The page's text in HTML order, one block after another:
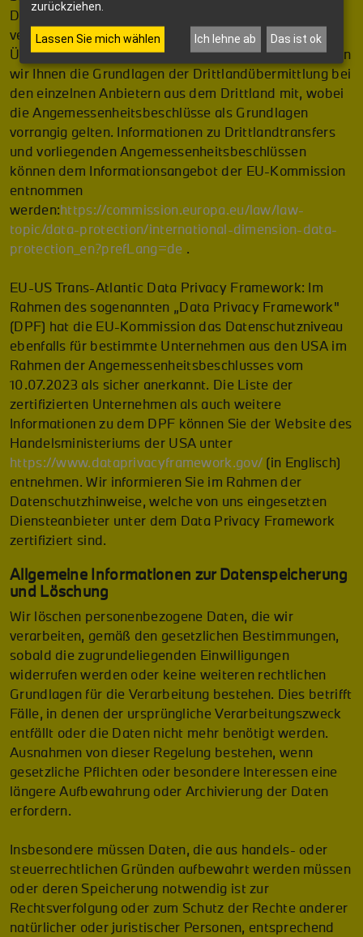
DSGVO), ausdrückliche Einwilligung oder im Fall
vertraglicher oder gesetzlich erforderlicher
Übermittlung (Art. 49 Abs. 1 DSGVO). Im Übrigen teilen
wir Ihnen die Grundlagen der Drittlandübermittlung bei
den einzelnen Anbietern aus dem Drittland mit, wobei
die Angemessenheitsbeschlüsse als Grundlagen
vorrangig gelten. Informationen zu Drittlandtransfers
und vorliegenden Angemessenheitsbeschlüssen
können dem Informationsangebot der EU-Kommission
entnommen
werden:https://commission.europa.eu/law/law-
topic/data-protection/international-dimension-data-
protection_en?prefLang=de .
EU-US Trans-Atlantic Data Privacy Framework: Im
Rahmen des sogenannten „Data Privacy Framework"
(DPF) hat die EU-Kommission das Datenschutzniveau
ebenfalls für bestimmte Unternehmen aus den USA im
Rahmen der Angemessenheitsbeschlusses vom
10.07.2023 als sicher anerkannt. Die Liste der
zertifizierten Unternehmen als auch weitere
Informationen zu dem DPF können Sie der Website des
Handelsministeriums der USA unter
https://www.dataprivacyframework.gov/ (in Englisch)
entnehmen. Wir informieren Sie im Rahmen der
Datenschutzhinweise, welche von uns eingesetzten
Diensteanbieter unter dem Data Privacy Framework
zertifiziert sind.
Allgemeine Informationen zur Datenspeicherung
und Löschung
Wir löschen personenbezogene Daten, die wir
verarbeiten, gemäß den gesetzlichen Bestimmungen,
sobald die zugrundeliegenden Einwilligungen
widerrufen werden oder keine weiteren rechtlichen
Grundlagen für die Verarbeitung bestehen. Dies betrifft
Fälle, in denen der ursprüngliche Verarbeitungszweck
entfällt oder die Daten nicht mehr benötigt werden.
Ausnahmen von dieser Regelung bestehen, wenn
gesetzliche Pflichten oder besondere Interessen eine
längere Aufbewahrung oder Archivierung der Daten
erfordern.
Insbesondere müssen Daten, die aus handels- oder
steuerrechtlichen Gründen aufbewahrt werden müssen
oder deren Speicherung notwendig ist zur
Rechtsverfolgung oder zum Schutz der Rechte anderer
natürlicher oder juristischer Personen, entsprechend
zurückziehen.
Lassen Sie mich wählen Ich lehne ab Das ist ok